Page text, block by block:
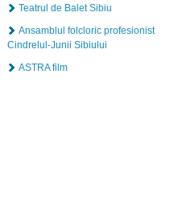
Teatrul de Balet Sibiu
Ansamblul folcloric profesionist
Cindrelul-Junii Sibiului
ASTRA film